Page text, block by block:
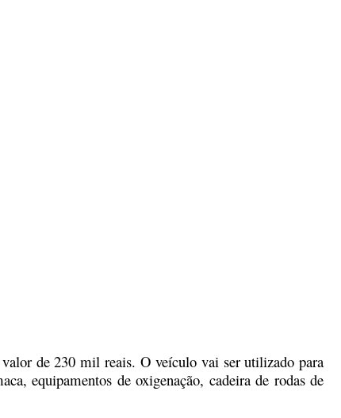
de 230 mil reais. O veículo vai ser utilizado para
equipamentos de oxigenação, cadeira de rodas de